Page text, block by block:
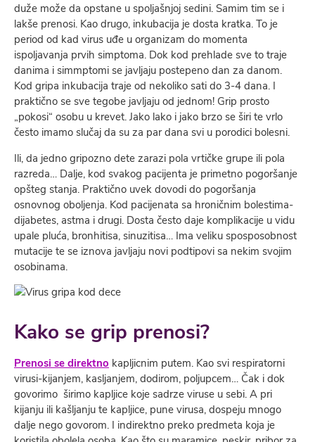
duže može da opstane u spoljašnjoj sedini. Samim tim se i
lakše prenosi. Kao drugo, inkubacija je dosta kratka. To je
period od kad virus uđe u organizam do momenta
ispoljavanja prvih simptoma. Dok kod prehlade sve to traje
danima i simmptomi se javljaju postepeno dan za danom.
Kod gripa inkubacija traje od nekoliko sati do 3-4 dana. I
praktično se sve tegobe javljaju od jednom! Grip prosto
„pokosi“ osobu u krevet. Jako lako i jako brzo se širi te vrlo
često imamo slučaj da su za par dana svi u porodici bolesni.
Ili, da jedno gripozno dete zarazi pola vrtičke grupe ili pola
razreda… Dalje, kod svakog pacijenta je primetno pogoršanje
opšteg stanja. Praktično uvek dovodi do pogoršanja
osnovnog oboljenja. Kod pacijenata sa hroničnim bolestima-
dijabetes, astma i drugi. Dosta često daje komplikacije u vidu
upale pluća, bronhitisa, sinuzitisa… Ima veliku sposposobnost
mutacije te se iznova javljaju novi podtipovi sa nekim svojim
osobinama.
Kako se grip prenosi?
Prenosi se direktno kapljicnim putem. Kao svi respiratorni
virusi-kijanjem, kasljanjem, dodirom, poljupcem… Čak i dok
govorimo širimo kapljice koje sadrze viruse u sebi. A pri
kijanju ili kašljanju te kapljice, pune virusa, dospeju mnogo
dalje nego govorom. I indirektno preko predmeta koja je